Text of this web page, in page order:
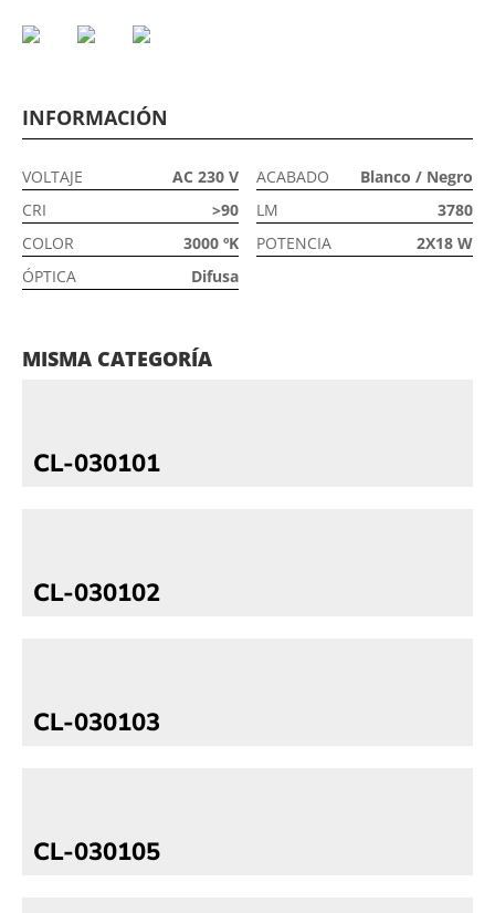
INFORMACIÓN
VOLTAJE
AC 230 V
CRI
>90
COLOR
3000 ºK
ÓPTICA
Difusa
ACABADO
Blanco / Negro
LM
3780
POTENCIA
2X18 W
MISMA CATEGORÍA
CL-030101
CL-030102
CL-030103
CL-030105